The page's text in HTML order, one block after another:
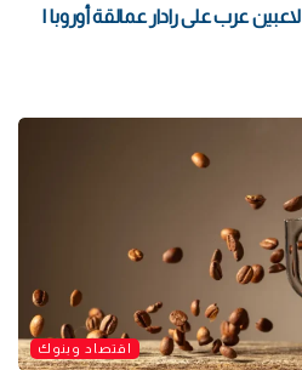
من سيكون الصفقة الأغلى؟ 5 لاعبين عرب على رادار عمالقة أوروبا |
اقتصاد وبنوك